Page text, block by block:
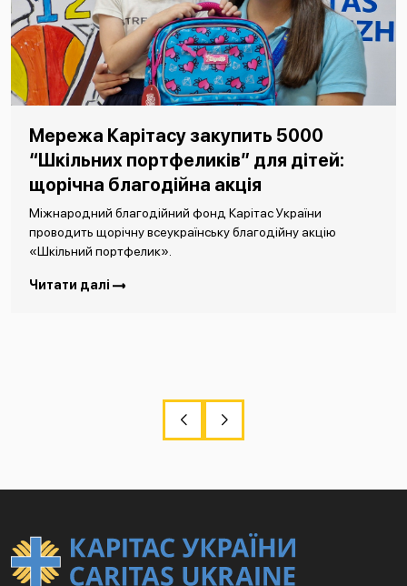
Мережа Карітасу закупить 5000
“Шкільних портфеликів” для дітей:
щорічна благодійна акція
Міжнародний благодійний фонд Карітас України
проводить щорічну всеукраїнську благодійну акцію
«Шкільний портфелик».
Читати далі